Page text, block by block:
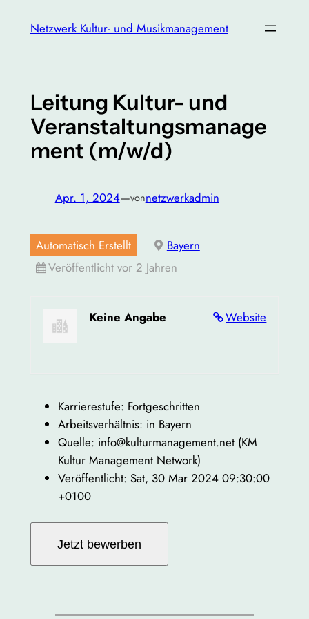
InhaltNetzwerk Kultur- und Musikmanagement
Leitung Kultur- und
Veranstaltungsmanage
ment (m/w/d)
Apr. 1, 2024—vonnetzwerkadmin
Automatisch Erstellt
Bayern
Veröffentlicht vor 2 Jahren
Website
Keine Angabe
Karrierestufe: Fortgeschritten
Arbeitsverhältnis: in Bayern
Quelle: info@kulturmanagement.net (KM
Kultur Management Network)
Veröffentlicht: Sat, 30 Mar 2024 09:30:00
+0100